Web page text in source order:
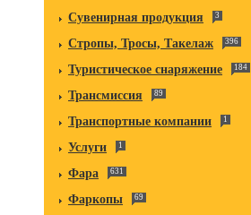
Сувенирная продукция 3
Стропы, Тросы, Такелаж 396
Туристическое снаряжение 184
Трансмиссия 89
Транспортные компании 1
Услуги 1
Фара 631
Фаркопы 69